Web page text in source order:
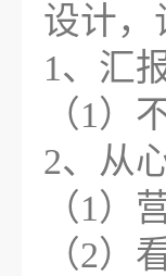
设计，
1、汇
（1）
2、从
（1）
（2）